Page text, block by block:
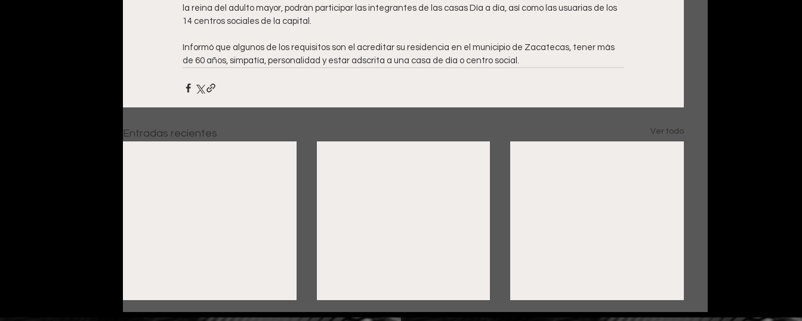
la reina del adulto mayor, podrán participar las integrantes de las casas Día a día, así como las usuarias de los
14 centros sociales de la capital.
Informó que algunos de los requisitos son el acreditar su residencia en el municipio de Zacatecas, tener más
de 60 años, simpatía, personalidad y estar adscrita a una casa de día o centro social.
Entradas recientes Ver todo